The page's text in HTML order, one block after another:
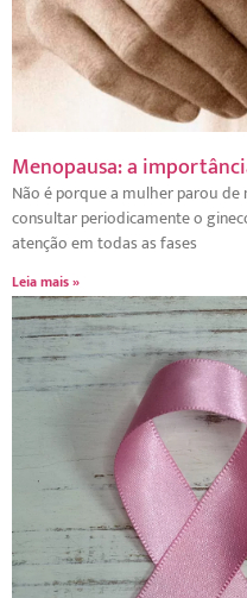
Menopausa: a
Não é porque a mulher parou
consultar periodicamente o
atenção em todas as fases
Leia mais »